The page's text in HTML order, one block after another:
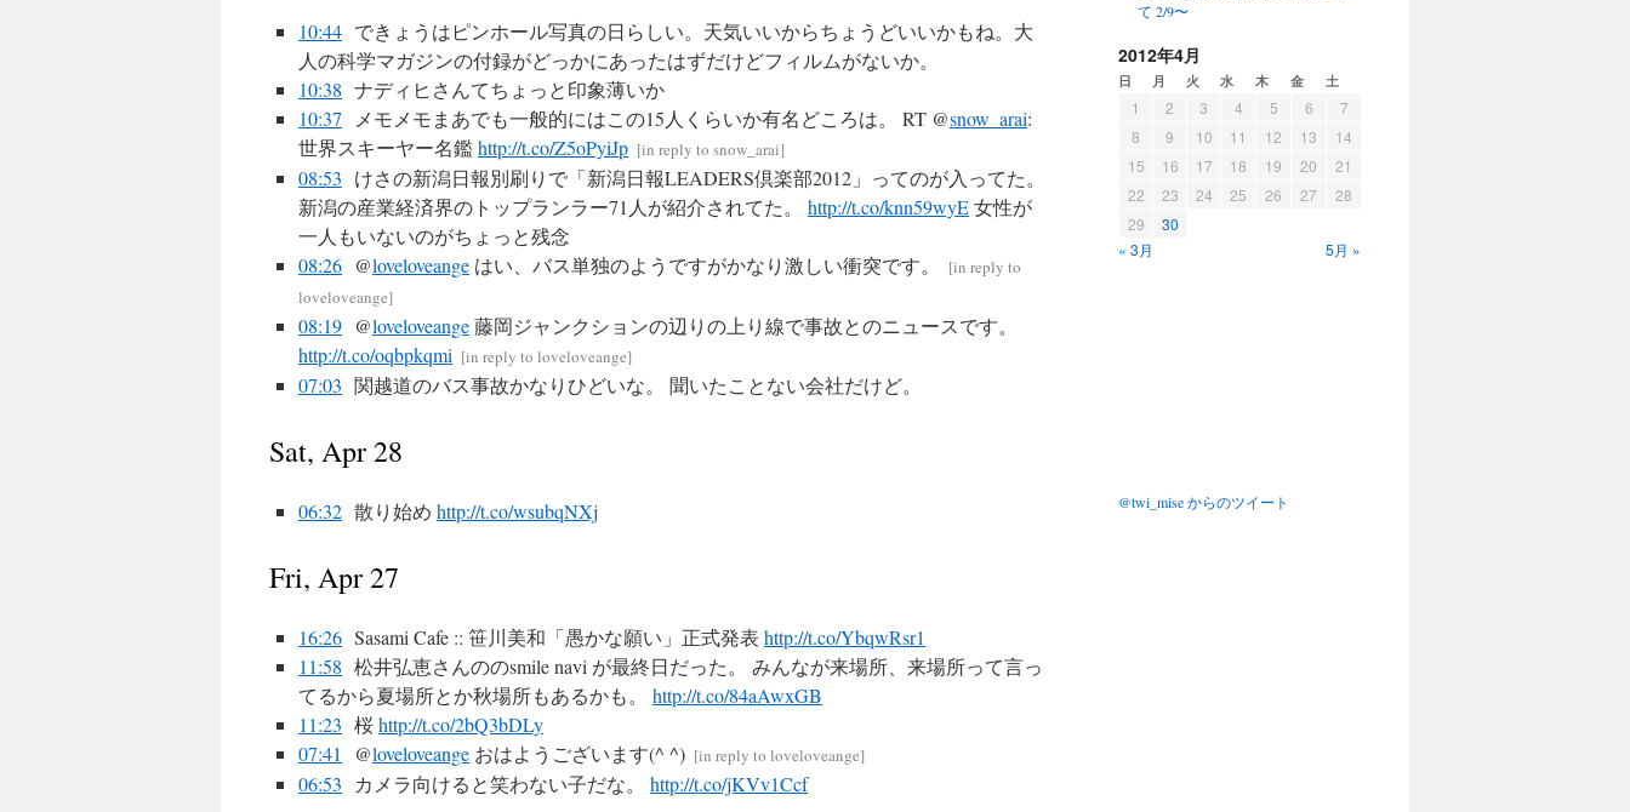
10:44 できょうはピンホール写真の日らしい。天気いいからちょうどいいかもね。大
人の科学マガジンの付録がどっかにあったはずだけどフィルムがないか。
10:38 ナディヒさんてちょっと印象薄いか
10:37
メモメモまあでも一般的にはこの15人くらいか有名どころは。 RT @snow_arai:
世界スキーヤー名鑑http://t.co/Z5oPyiJp [in reply to snow_arai]
08:53 けさの新潟日報別刷りで「新潟日報LEADERS倶楽部2012」ってのが入ってた。
新潟の産業経済界のトップランラー71人が紹介されてた。 http://t.co/knn59wyE女性が
一人もいないのがちょっと残念
08:26 @loveloveange はい、バス単独のようですがかなり激しい衝突です。 [in reply to
loveloveange]
08:19 @loveloveange藤岡ジャンクションの辺りの上り線で事故とのニュースです。
http://t.co/oqbpkqmi [in reply to loveloveange]
07:03 関越道のバス事故かなりひどいな。 聞いたことない会社だけど。
Sat, Apr 28
06:32 散り始め http://t.co/wsubqNXj
Fri, Apr 27
16:26 Sasami Cafe :: 笹川美和「愚かな願い」正式発表 http://t.co/YbqwRsr1
11:58 松井弘恵さんののsmile navi が最終日だった。 みんなが来場所、来場所って言っ
てるから夏場所とか秋場所もあるかも。 http://t.co/84aAwxGB
11:23 桜http://t.co/2bQ3bDLy
07:41
@loveloveange おはようございます(^ ^) [in reply to loveloveange]
06:53 カメラ向けると笑わない子だな。 http://t.co/jKVv1Ccf
て 2/9〜
2012年4月
日 月 火 水 木 金 土
1 2 3 4 5 6
7
8
9 10 11 12 13
14
15
16 17 18 19 20
21
22
23 24 25 26 27
28
29
30
« 3月
5月 »
@twi_mise からのツイート